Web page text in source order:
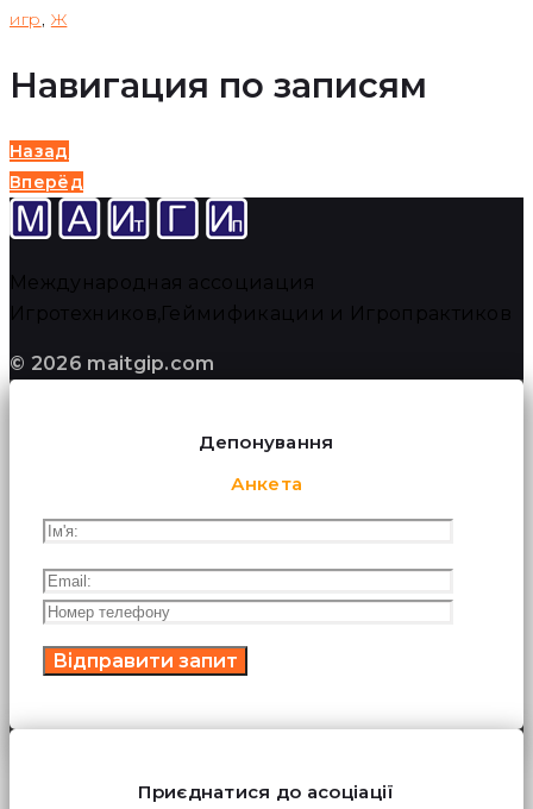
игр, Ж
Навигация по записям
Назад
Вперёд
Международная ассоциация
Игротехников,Геймификации и Игропрактиков
© 2026 maitgip.com
Депонування
Анкета
Приєднатися до асоціації